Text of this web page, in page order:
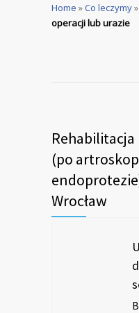
Home »Co leczymy»
operacji lub urazie
(po
Wrocław